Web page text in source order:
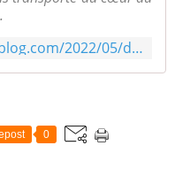
http://editions-mutine.over-blog.com/2022/05/dans-un-bruissement-d-ames.d-isabelle-mutin.html
0